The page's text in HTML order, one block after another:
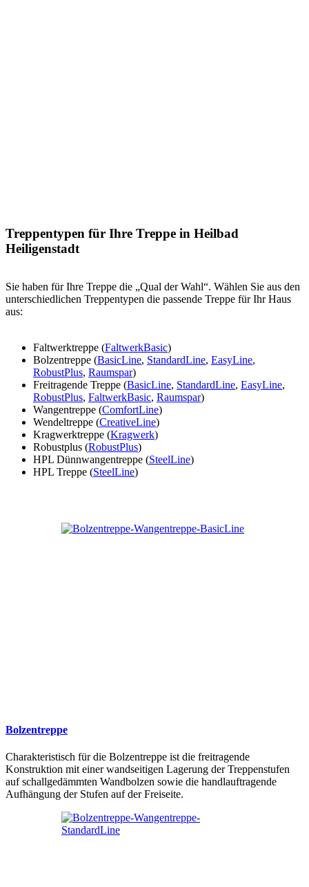
Treppentypen für Ihre Treppe in Heilbad
Heiligenstadt
Sie haben für Ihre Treppe die „Qual der Wahl“. Wählen Sie aus den
unterschiedlichen Treppentypen die passende Treppe für Ihr Haus
aus:
Faltwerktreppe (FaltwerkBasic)
Bolzentreppe (BasicLine, StandardLine, EasyLine,
RobustPlus, Raumspar)
Freitragende Treppe (BasicLine, StandardLine, EasyLine,
RobustPlus, FaltwerkBasic, Raumspar)
Wangentreppe (ComfortLine)
Wendeltreppe (CreativeLine)
Kragwerktreppe (Kragwerk)
Robustplus (RobustPlus)
HPL Dünnwangentreppe (SteelLine)
HPL Treppe (SteelLine)
Bolzentreppe
Charakteristisch für die Bolzentreppe ist die freitragende
Konstruktion mit einer wandseitigen Lagerung der Treppenstufen
auf schallgedämmten Wandbolzen sowie die handlauftragende
Aufhängung der Stufen auf der Freiseite.